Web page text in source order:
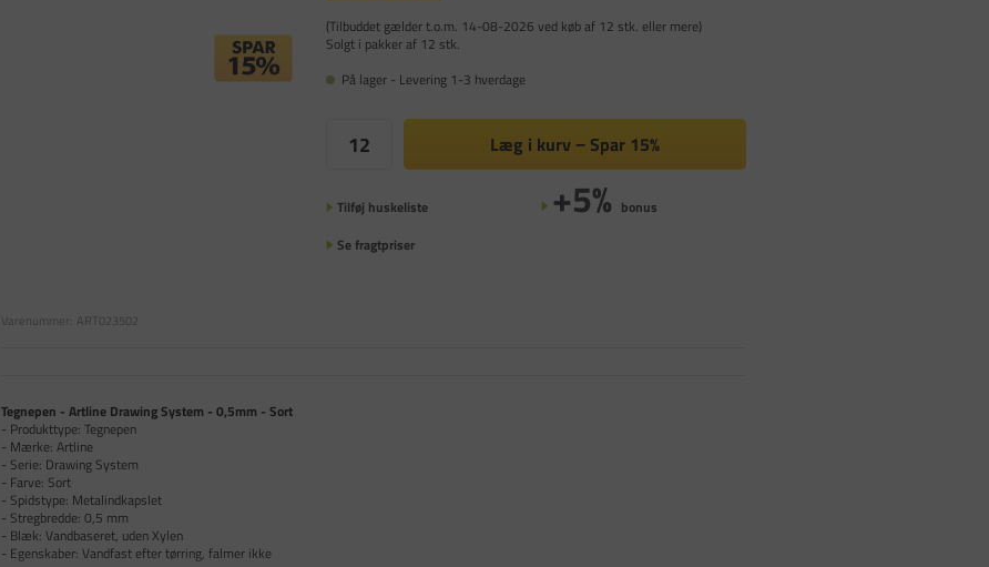
(Tilbuddet gælder t.o.m. 14-08-2026 ved køb af 12 stk. eller mere)
Solgt i pakker af 12 stk.
På lager - Levering 1-3 hverdage
Læg i kurv Spar 15%
Tilføj huskeliste +5% bonus
Se fragtpriser
Varenummer: ART023502
Tegnepen - Artline Drawing System - 0,5mm - Sort
- Produkttype: Tegnepen
- Mærke: Artline
- Serie: Drawing System
- Farve: Sort
- Spidstype: Metalindkapslet
- Stregbredde: 0,5 mm
- Blæk: Vandbaseret, uden Xylen
- Egenskaber: Vandfast efter tørring, falmer ikke